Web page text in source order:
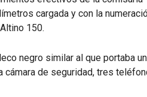
cargada y con la
150.
negro similar al que portaba
cámara de seguridad, tres